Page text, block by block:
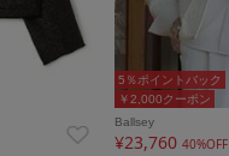
￥2,000クーポン
5％ポイントバック
Ballsey
¥23,76040%OFF